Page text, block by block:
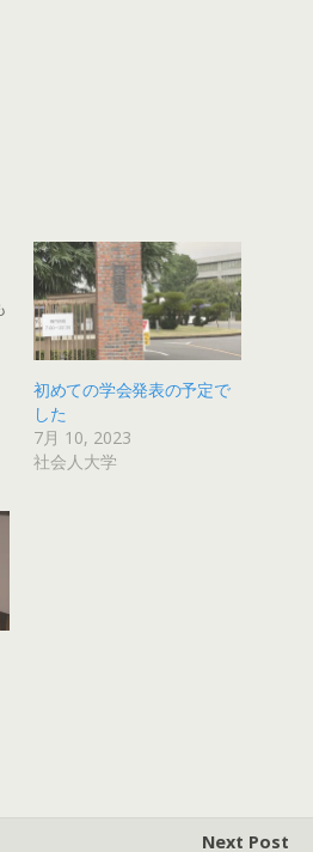
初めての学会発表の予定で
した
7月 10, 2023
社会人大学
Next Post